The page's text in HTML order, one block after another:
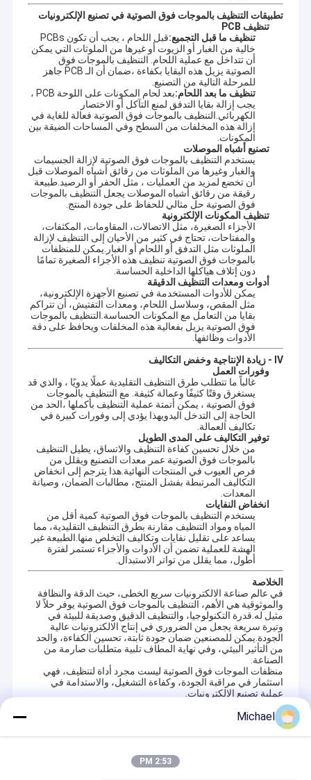
منتجات
عرض الواقع الافتراضي
معلومات عنا
جولة في المعمل
رقابة جودة
اتصل بنا
أخبار
منظف ​​الأجزاء بالموجات فوق الصوتية
منظف ​​البندقية بالموجات فوق الصوتية
منظف ​​بالموجات فوق الصوتية الصناعية
تطبيقات التنظيف بالموجات فوق الصوتية في تصنيع الإلكترونيات
تنظيف PCB
تنظيف ما قبل التجميع:
قبل اللحام ، يجب أن تكون PCBs
خالية من الغبار أو الزيوت أو غيرها من الملوثات التي يمكن
أن تتداخل مع عملية اللحام. التنظيف بالموجات فوق
الصوتية يزيل هذه البقايا بكفاءة ،ضمان أن الـ PCB جاهز
للمرحلة التالية من التصنيع.
تنظيف ما بعد اللحام:
بعد لحام المكونات على اللوحة PCB ،
يجب إزالة بقايا التدفق لمنع التآكل أو الاختصار
الكهربائي.التنظيف بالموجات فوق الصوتية فعالة للغاية في
إزالة هذه المخلفات من السطح وفي المساحات الضيقة بين
المكونات.
تصنيع أشباه الموصلات
يستخدم التنظيف بالموجات فوق الصوتية لإزالة الجسيمات
والغبار وغيرها من الملوثات من رقائق أشباه الموصلات قبل
أن تخضع لمزيد من العمليات ، مثل الحفر أو الرصيد.طبيعة
رقيقة من رقائق أشباه الموصلات يجعل التنظيف بالموجات
فوق الصوتية حل مثالي للحفاظ على جودة المنتج.
تنظيف المكونات الإلكترونية
الأجزاء الصغيرة، مثل الاتصالات، المقاومات، المكثفات،
والمفتاحات، تحتاج في كثير من الأحيان إلى التنظيف لإزالة
الملوثات مثل التدفق أو اللحام أو الغبار.يمكن للمنظفات
بالموجات فوق الصوتية تنظيف هذه الأجزاء الصغيرة تمامًا
دون إتلاف هياكلها الداخلية الحساسة.
أدوات ومعدات التنظيف الدقيقة
يمكن للأدوات المستخدمة في تصنيع الأجهزة الإلكترونية،
مثل المقص، وسلاسل اللحام، ومعدات التفتيش، أن تتراكم
بقايا من التعامل مع المكونات الحساسة.التنظيف بالموجات
فوق الصوتية يزيل بفعالية هذه المخلفات ويحافظ على دقة
الأدوات وظائفها.
IV - زيادة الإنتاجية وخفض التكاليف
وفورات العمل
غالباً ما تتطلب طرق التنظيف التقليدية عملًا يدويًا ، والذي قد
يستغرق وقتًا كثيفًا وعمالة كثيفة. مع التنظيف بالموجات
فوق الصوتية ، يمكن أتمتة عملية التنظيف بأكملها ،الحد من
الحاجة إلى التدخل اليدويهذا يؤدي إلى وفورات كبيرة في
تكاليف العمالة.
توفير التكاليف على المدى الطويل
من خلال تحسين كفاءة التنظيف والاتساق، يطيل التنظيف
بالموجات فوق الصوتية عمر معدات التصنيع ويقلل من
فرص العيوب في المنتجات النهائية.هذا يترجم إلى انخفاض
التكاليف المرتبطة بفشل المنتج، مطالبات الضمان، وصيانة
المعدات.
انخفاض النفايات
يستخدم التنظيف بالموجات فوق الصوتية كمية أقل من
المياه ومواد التنظيف مقارنة بطرق التنظيف التقليدية، مما
يساعد على تقليل نفايات وتكاليف التخلص منها.الطبيعة غير
الهشة للعملية تضمن أن الأدوات والأجزاء تستمر لفترة
أطول، مما يقلل من تواتر الاستبدال.
الخلاصة
في عالم صناعة الالكترونيات سريع الخطى، حيث الدقة والنظافة
والموثوقية هي الأهم، التنظيف بالموجات فوق الصوتية يوفر حلاً لا
مثيل له.قدرة التكنولوجيا، والتنظيف الدقيق وصديقة للبيئة في
وتيرة سريعة يجعل من الضروري في إنتاج الالكترونيات عالية
الجودة.يمكن للمصنعين ضمان جودة ثابتة، تحسين الكفاءة، والحد
من التأثير البيئي، وفي نهاية المطاف تلبية متطلبات صارمة من
الصناعة.
منظفات الموجات فوق الصوتية ليست مجرد أداة لتنظيف، فهي
استثمار في مراقبة الجودة، وكفاءة التشغيل، والاستدامة في
عملية تصنيع الإلكترونيات.
Recommended Products
شركة قوانغدونغ الحوت الأزرق لمعدات التنظيف بالموجات فوق الصوتية
هي شركة تصنيع محترفة تتمتع بخبرة 20 عامًا في مجال تكنولوجيا
وShenzhen، نحن متخصصون في تصميم وتصنيع مجموعة كاملة من آلات
التنظيف بالموجات فوق الصوتية القياسية، بالإضافة إلى أنظمة التنظيف
غير القياسية المخصصة والمصممة خصيصًا للمتطلبات الصناعية الفريدة.
بفضل ثقة عملائنا ودعمهم طويل الأمد، نواصل الابتكار ونهدف إلى تقديم
أكثر من مجرد معدات - فنحن نقدم حلول تنظيف كاملة تساعد شركائنا
على النجاح.
نحن نقدم معدات عالية الجودة وحلول تنظيف شاملة تغطي 12 سلسلة
تنظيف رئيسية بالموجات فوق الصوتية، بما في ذلك على سبيل المثال لا
منظف ​​الأجزاء بالموجات فوق الصوتية
منظف ​​بندقية بالموجات فوق الصوتية
منظف ​​الكربوهيدرات بالموجات فوق الصوتية
منظف ​​بالموجات فوق الصوتية الصناعية
منظف ​​بالموجات فوق الصوتية للسيارات
آلة تنظيف المجوهرات بالموجات فوق الصوتية
منظف ​​الأسنان بالموجات فوق الصوتية
منظف ​​بالموجات فوق الصوتية للإلكترونيات
منظف ​​المحرك بالموجات فوق الصوتية
منظف ​​بالموجات فوق الصوتية الطبية
منظف ​​بالموجات فوق الصوتية للمختبر
منظف ​​بالموجات فوق الصوتية الرقمية / الميكانيكية
خزانات نقع المطبخ
… وأكثر.
على بناء تعاون طويل الأمد ومربح للجانبين مع عملائك.
Michael
2:53 PM